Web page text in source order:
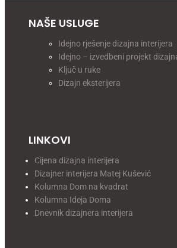
NAŠE USLUGE
Idejno rješenje dizajna interijera
Idejno – izvedbeni projekt
Ključ u ruke
Dizajn eksterijera
LINKOVI
Cijena dizajna interijera
Dizajner interijera Matej Kušević
Kolumna Dom na kvadrat
Kolumna Ideja Doma
Dnevnik dizajnera interijera